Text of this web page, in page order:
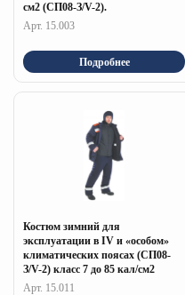
см2 (СП08-З/V-2).
Арт. 15.003
Подробнее
Костюм зимний для
эксплуатации в IV и «особом»
климатических поясах (СП08-
З/V-2) класс 7 до 85 кал/см2
Арт. 15.011